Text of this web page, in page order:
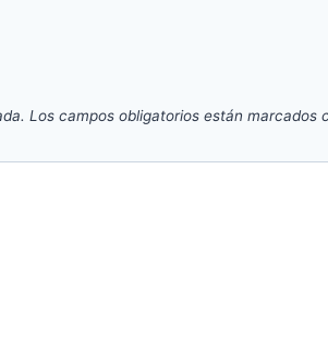
Los campos obligatorios están marcados